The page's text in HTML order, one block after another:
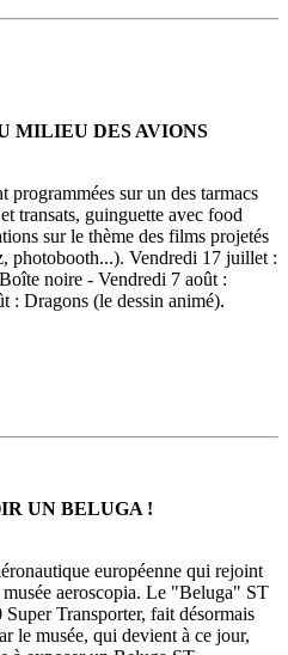
MILIEU DES AVIONS
programmées sur un des tarmacs
transats, guinguette avec food
sur le thème des films projetés
photobooth...). Vendredi 17 juillet :
noire - Vendredi 7 août :
: Dragons (le dessin animé).
UN BELUGA !
européenne qui rejoint
aeroscopia. Le "Beluga" ST
Transporter, fait désormais
le musée, qui devient à ce jour,